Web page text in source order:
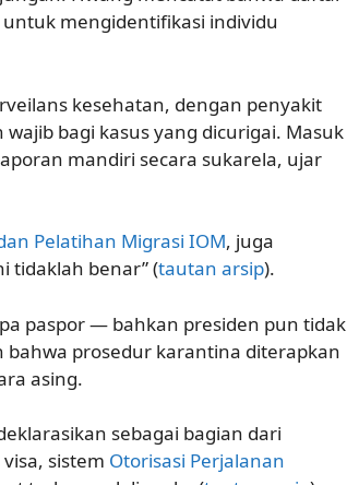
mengidentifikasi individu
kesehatan, dengan penyakit
wajib bagi kasus yang dicurigai. Masuk
mandiri secara sukarela, ujar
Pelatihan Migrasi IOM, juga
tidaklah benar” (tautan arsip).
paspor — bahkan presiden pun tidak
bahwa prosedur karantina diterapkan
asing.
sebagai bagian dari
sistem Otorisasi Perjalanan